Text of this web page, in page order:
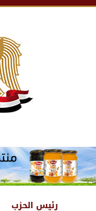
رئيس الحزب